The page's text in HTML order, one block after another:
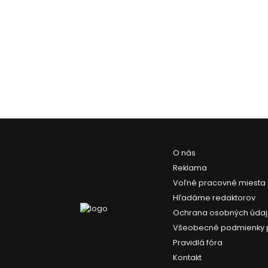
O nás
Reklama
Voľné pracovné miesta
Hľadáme redaktorov
Ochrana osobných
Všeobecné podmienky
Pravidlá fóra
Kontakt